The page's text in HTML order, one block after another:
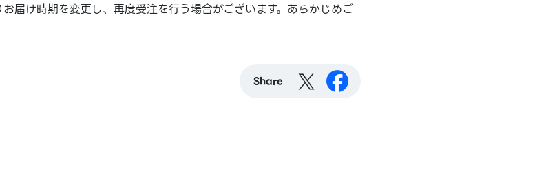
届け時期を変更し、再度受注を行う場合がございます。あらかじめご
Share